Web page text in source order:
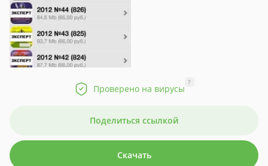
Проверено на вирусы
?
Поделиться ссылкой
Скачать